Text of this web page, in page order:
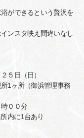
ができるという贅沢を
ンスタ映え間違いなし
５日（日）
1ヶ所（御浜管理事務
００分
内に1台あり